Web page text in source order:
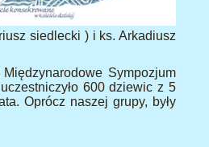
siedlecki ) i ks. Arkadiusz
Sympozjum
600 dziewic z 5
Oprócz naszej grupy, były